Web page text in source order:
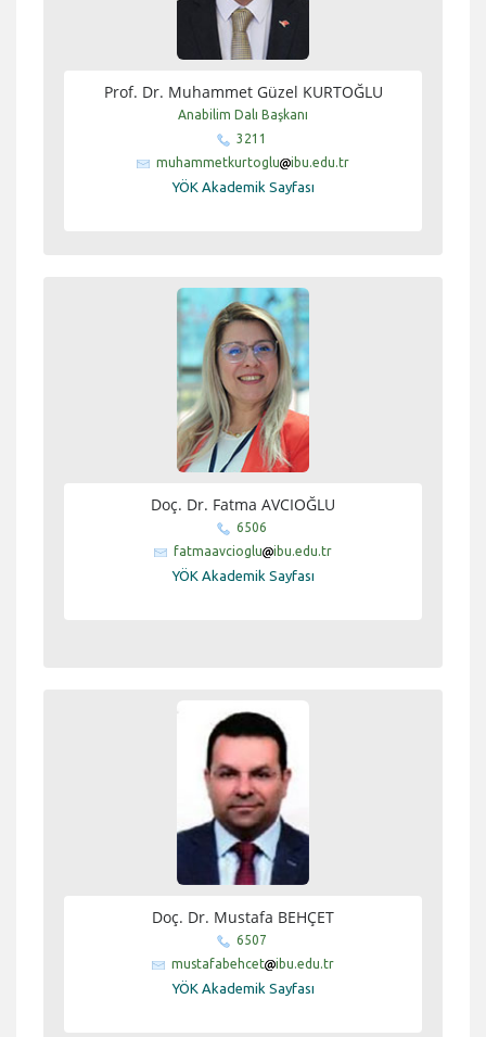
Prof. Dr. Muhammet Güzel KURTOĞLU
Anabilim Dalı Başkanı
3211
muhammetkurtoglu
ibu.edu.tr
YÖK Akademik Sayfası
Doç. Dr. Fatma AVCIOĞLU
6506
fatmaavcioglu
ibu.edu.tr
YÖK Akademik Sayfası
Doç. Dr. Mustafa BEHÇET
6507
mustafabehcet
ibu.edu.tr
YÖK Akademik Sayfası